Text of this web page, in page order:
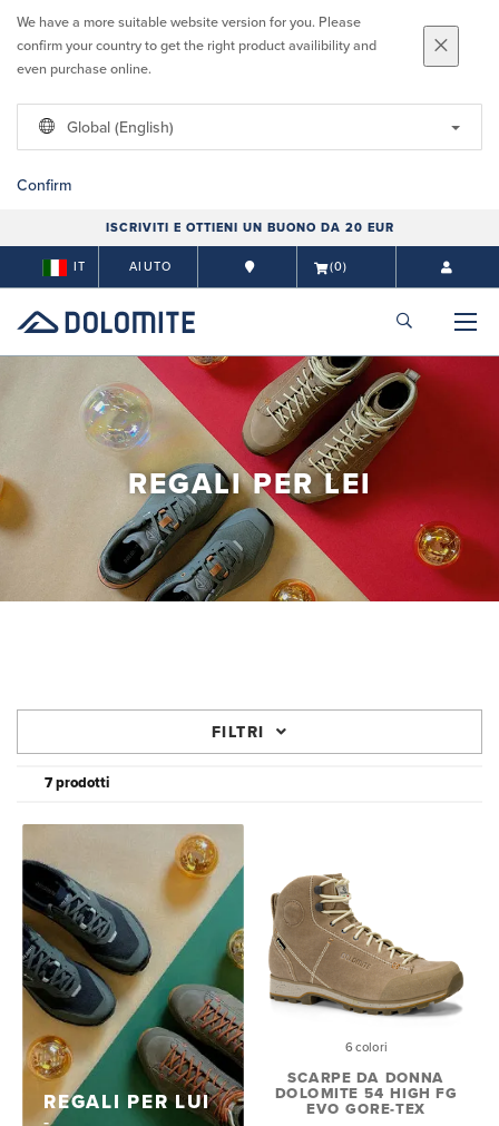
We have a more suitable website version for you. Please
confirm your country to get the right product availibility and
even purchase online.
Global (English)
Confirm
ISCRIVITI E OTTIENI UN BUONO DA 20 EUR
IT AIUTO (0)
REGALI PER LEI
FILTRI
7 prodotti
REGALI PER LUI
6 colori
SCARPE DA DONNA
DOLOMITE 54 HIGH FG
EVO GORE-TEX